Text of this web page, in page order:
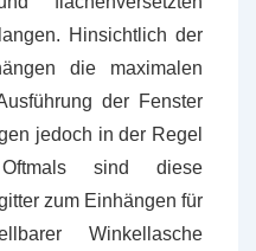
Hinsichtlich der
die maximalen
der Fenster
jedoch in der Regel
sind diese
zum Einhängen für
Winkellasche